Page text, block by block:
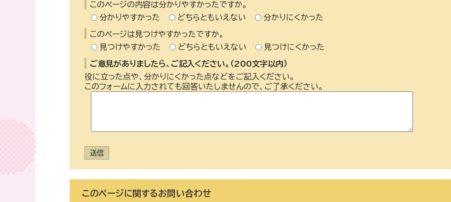
このページの内容は分かりやすかったですか。
分かりやすかった
どちらともいえない 分かりにくかった
このページは見つけやすかったですか。
見つけやすかった
どちらともいえない 見つけにくかった
ご意見がありましたら、ご記入ください。（200文字以内）
役に立った点や、分かりにくかった点などをご記入ください。
このフォームに入力されても回答いたしませんので、ご了承ください。
送信
このページに関するお問い合わせ